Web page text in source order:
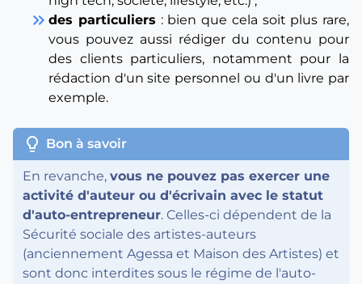
keyboard_double_arrow_right des particuliers : bien que cela soit plus rare,
vous pouvez aussi rédiger du contenu pour
des clients particuliers, notamment pour la
rédaction d'un site personnel ou d'un livre par
exemple.
lightbulb Bon à savoir
En revanche, vous ne pouvez pas exercer une
activité d'auteur ou d'écrivain avec le statut
d'auto-entrepreneur. Celles-ci dépendent de la
Sécurité sociale des artistes-auteurs
(anciennement Agessa et Maison des Artistes) et
sont donc interdites sous le régime de l'auto-